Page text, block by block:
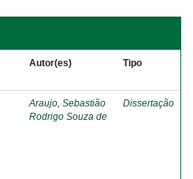
Autor(es) Tipo
Araujo, Sebastião
Rodrigo Souza de
Dissertação